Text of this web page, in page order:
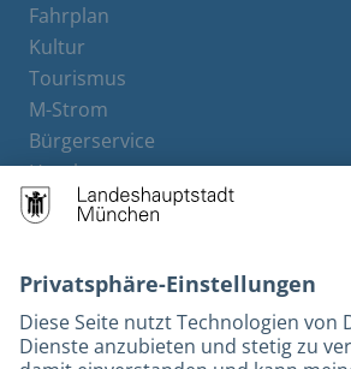
Fahrplan
Kultur
Tourismus
M-Strom
Bürgerservice
Hotels
Barrierefreiheit
Leichte Sprache